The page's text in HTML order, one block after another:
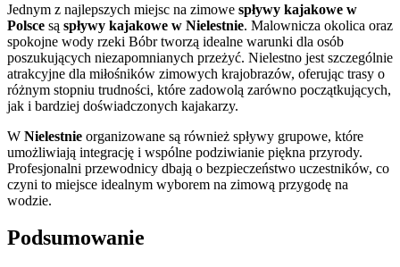
Jednym z najlepszych miejsc na zimowe spływy kajakowe w
Polsce są spływy kajakowe w Nielestnie. Malownicza okolica oraz
spokojne wody rzeki Bóbr tworzą idealne warunki dla osób
poszukujących niezapomnianych przeżyć. Nielestno jest szczególnie
atrakcyjne dla miłośników zimowych krajobrazów, oferując trasy o
różnym stopniu trudności, które zadowolą zarówno początkujących,
jak i bardziej doświadczonych kajakarzy.
W Nielestnie organizowane są również spływy grupowe, które
umożliwiają integrację i wspólne podziwianie piękna przyrody.
Profesjonalni przewodnicy dbają o bezpieczeństwo uczestników, co
czyni to miejsce idealnym wyborem na zimową przygodę na
wodzie.
Podsumowanie